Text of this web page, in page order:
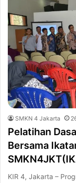
SMKN 4 Jakarta
Pelatihan
Bersama
KIR 4, Jakarta –